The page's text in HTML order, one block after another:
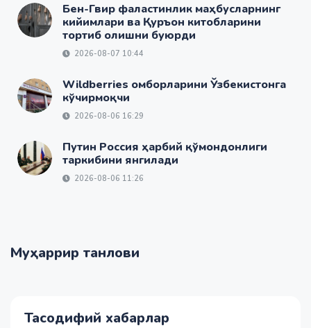
Бен-Гвир фаластинлик маҳбусларнинг
кийимлари ва Қуръон китобларини
тортиб олишни буюрди
2026-08-07 10:44
Wildberries омборларини Ўзбекистонга
кўчирмоқчи
2026-08-06 16:29
Путин Россия ҳарбий қўмондонлиги
таркибини янгилади
2026-08-06 11:26
Муҳаррир танлови
Тасодифий хабарлар